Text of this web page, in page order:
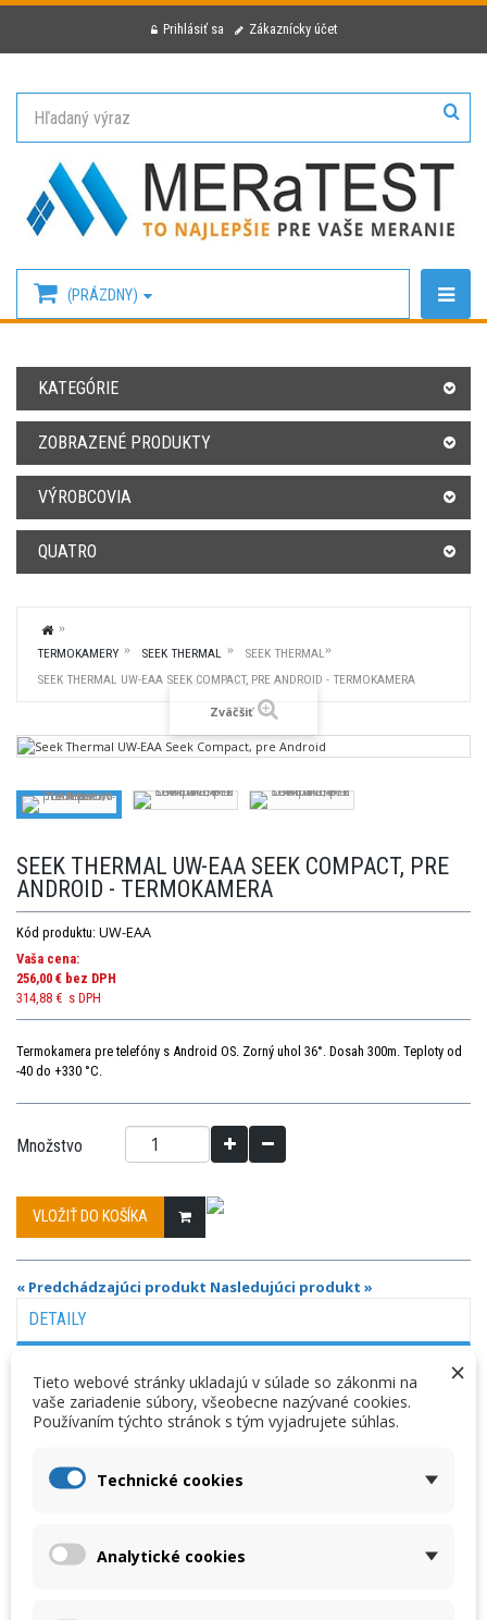
Prihlásiť sa Zákaznícky účet
(PRÁZDNY)
KATEGÓRIE
ZOBRAZENÉ PRODUKTY
VÝROBCOVIA
QUATRO
TERMOKAMERY SEEK THERMAL
SEEK THERMAL
SEEK THERMAL UW-EAA SEEK COMPACT, PRE ANDROID - TERMOKAMERA
Zväčšiť
SEEK THERMAL UW-EAA SEEK COMPACT, PRE
ANDROID - TERMOKAMERA
Kód produktu: UW-EAA
Vaša cena:
256,00 € bez DPH
314,88 € s DPH
Termokamera pre telefóny s Android OS. Zorný uhol 36°. Dosah 300m. Teploty od
-40 do +330 °C.
Množstvo
VLOŽIŤ DO KOŠÍKA
« Predchádzajúci produkt Nasledujúci produkt »
DETAILY
Seek Thermal Compact pre Android
Seek Compact je prvá infračervená kamera, ktorá sa dá pripojiť ku
snímanie ukáže veci skryté vašim očiam. Kamera je dobre prenosná a
Vlastnosti:
×
Tieto webové stránky ukladajú v súlade so zákonmi na
vaše zariadenie súbory, všeobecne nazývané cookies.
Používaním týchto stránok s tým vyjadrujete súhlas.
Technické cookies
Analytické cookies